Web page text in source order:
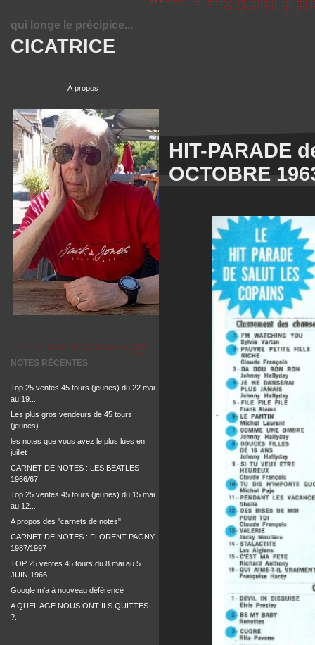
CICATRICE
qui longe le précipice...
À propos
NOTES RÉCENTES
Top 25 ventes 45 tours (jeunes) du 22 mai
au 19...
Les plus gros vendeurs de 45 tours
(jeunes)...
les notes que vous avez le plus lues en
juillet
CARNET DE NOTES : LES BEATLES
1966/67
Top 25 ventes 45 tours (jeunes) du 15 mai
au 12...
A propos des "carnets de notes"
CARNET DE NOTES : FLORENT PAGNY
1987/1997
TOP 25 ventes 45 tours du 8 mai au 5
JUIN 1966
Google m'a à nouveau déférencé
A QUEL AGE NOUS ONT-ILS QUITTES
?...
HIT-PARADE
OCTOBRE